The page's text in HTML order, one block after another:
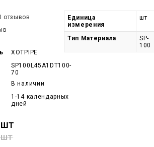
отзывов
XOTPIPE
SP100L45A1DT100-
70
В наличии
1-14 календарных
дней
Единица
измерения
шт
Тип Материала
SP-
100